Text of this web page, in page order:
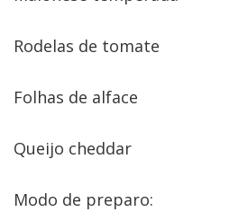
Rodelas de tomate
Folhas de alface
Queijo cheddar
Modo de preparo: